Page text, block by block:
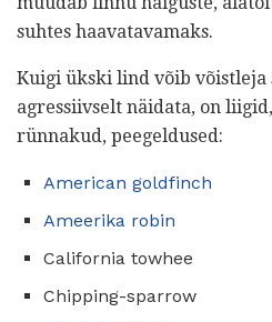
suhtes haavatavamaks.
Kuigi ükski lind võib võistleja
agressiivselt näidata, on
rünnakud, peegeldused:
American goldfinch
Ameerika robin
California towhee
Chipping-sparrow